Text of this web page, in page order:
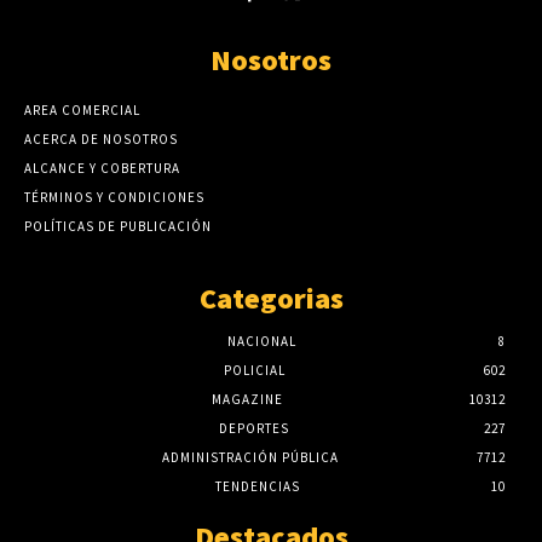
Nosotros
AREA COMERCIAL
ACERCA DE NOSOTROS
ALCANCE Y COBERTURA
TÉRMINOS Y CONDICIONES
POLÍTICAS DE PUBLICACIÓN
Categorias
NACIONAL
8
POLICIAL
602
MAGAZINE
10312
DEPORTES
227
ADMINISTRACIÓN PÚBLICA
7712
TENDENCIAS
10